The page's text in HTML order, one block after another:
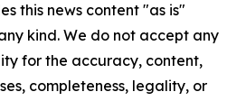
this news content "as is"
kind. We do not accept any
for the accuracy, content,
completeness, legality, or